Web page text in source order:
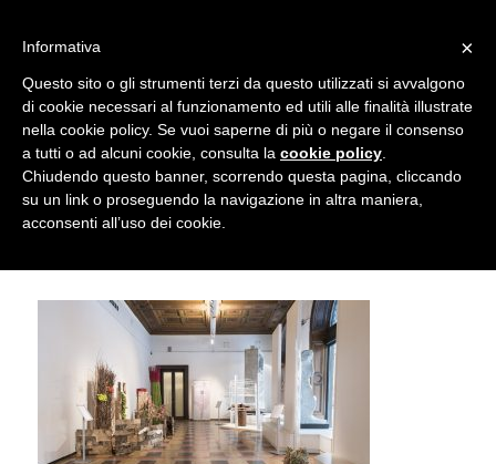
Garden Club Bologna – Mostra
“Omaggio a Bologna” 2016
accetta l'uso dei cookies previsto nella pagina dedicata.
Fai clic per abilitare/disabilitare il tracciamento di
Google Analytics.
OK Privacy e cookie policy
×
Informativa
Questo sito o gli strumenti terzi da questo utilizzati si avvalgono
di cookie necessari al funzionamento ed utili alle finalità illustrate
nella cookie policy. Se vuoi saperne di più o negare il consenso
a tutti o ad alcuni cookie, consulta la cookie policy
Chiudendo questo banner, scorrendo questa pagina, cliccando
su un link o proseguendo la navigazione in altra maniera,
acconsenti all’uso dei cookie.